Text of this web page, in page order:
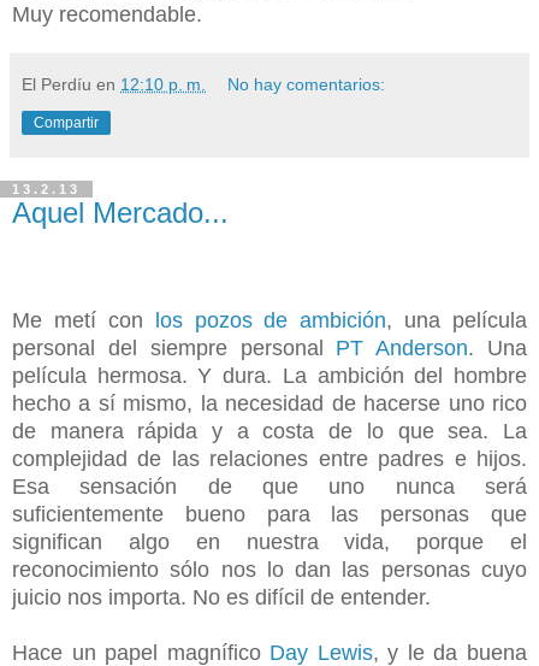
Muy recomendable.
El Perdíu en 12:10 p. m. No hay comentarios:
Compartir
13.2.13
Aquel Mercado...
Me metí con los pozos de ambición, una película
personal del siempre personal PT Anderson. Una
película hermosa. Y dura. La ambición del hombre
hecho a sí mismo, la necesidad de hacerse uno rico
de manera rápida y a costa de lo que sea. La
complejidad de las relaciones entre padres e hijos.
Esa sensación de que uno nunca será
suficientemente bueno para las personas que
significan algo en nuestra vida, porque el
reconocimiento sólo nos lo dan las personas cuyo
juicio nos importa. No es difícil de entender.
Hace un papel magnífico Day Lewis, y le da buena